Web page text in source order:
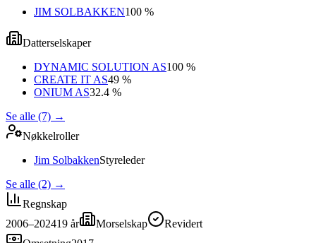
JIM SOLBAKKEN100 %
Datterselskaper
DYNAMIC SOLUTION AS100 %
CREATE IT AS49 %
ONIUM AS32.4 %
Se alle (7) →
Nøkkelroller
Jim SolbakkenStyreleder
Se alle (2) →
Regnskap
2006–202419 år Morselskap
Revidert